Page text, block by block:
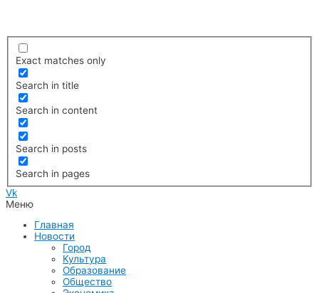
Exact matches only
Search in title
Search in content
Search in posts
Search in pages
Vk
Меню
Главная
Новости
Город
Культура
Образование
Общество